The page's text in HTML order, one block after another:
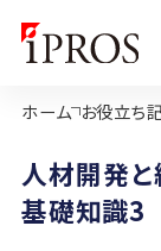
ホーム お役立ち
人材開発
基礎知識3